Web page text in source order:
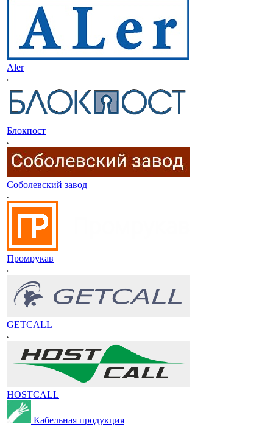
Aler
Блокпост
Соболевский завод
Промрукав
GETCALL
HOSTCALL
Кабельная продукция